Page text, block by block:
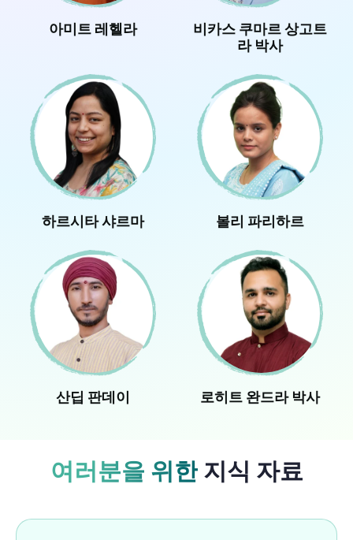
아미트 레헬라
비카스 쿠마르 상고트
라 박사
하르시타 샤르마 볼리 파리하르
산딥 판데이 로히트 완드라 박사
여러분을 위한지식 자료